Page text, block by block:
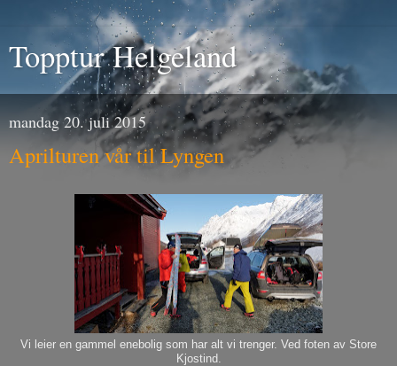
Topptur Helgeland
mandag 20. juli 2015
Aprilturen vår til Lyngen
Vi leier en gammel enebolig som har alt vi trenger. Ved foten av Store
Kjostind.